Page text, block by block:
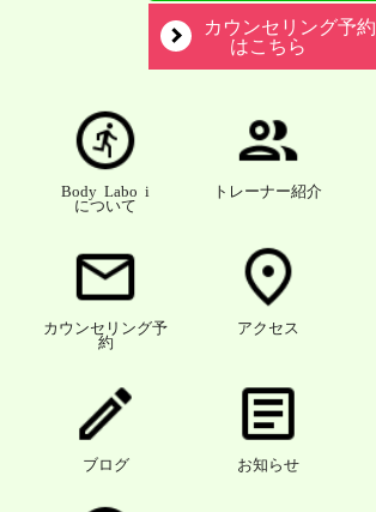
カウンセリング予約
はこちら
Body Labo i
について
トレーナー紹介
カウンセリング予
約
アクセス
ブログ お知らせ